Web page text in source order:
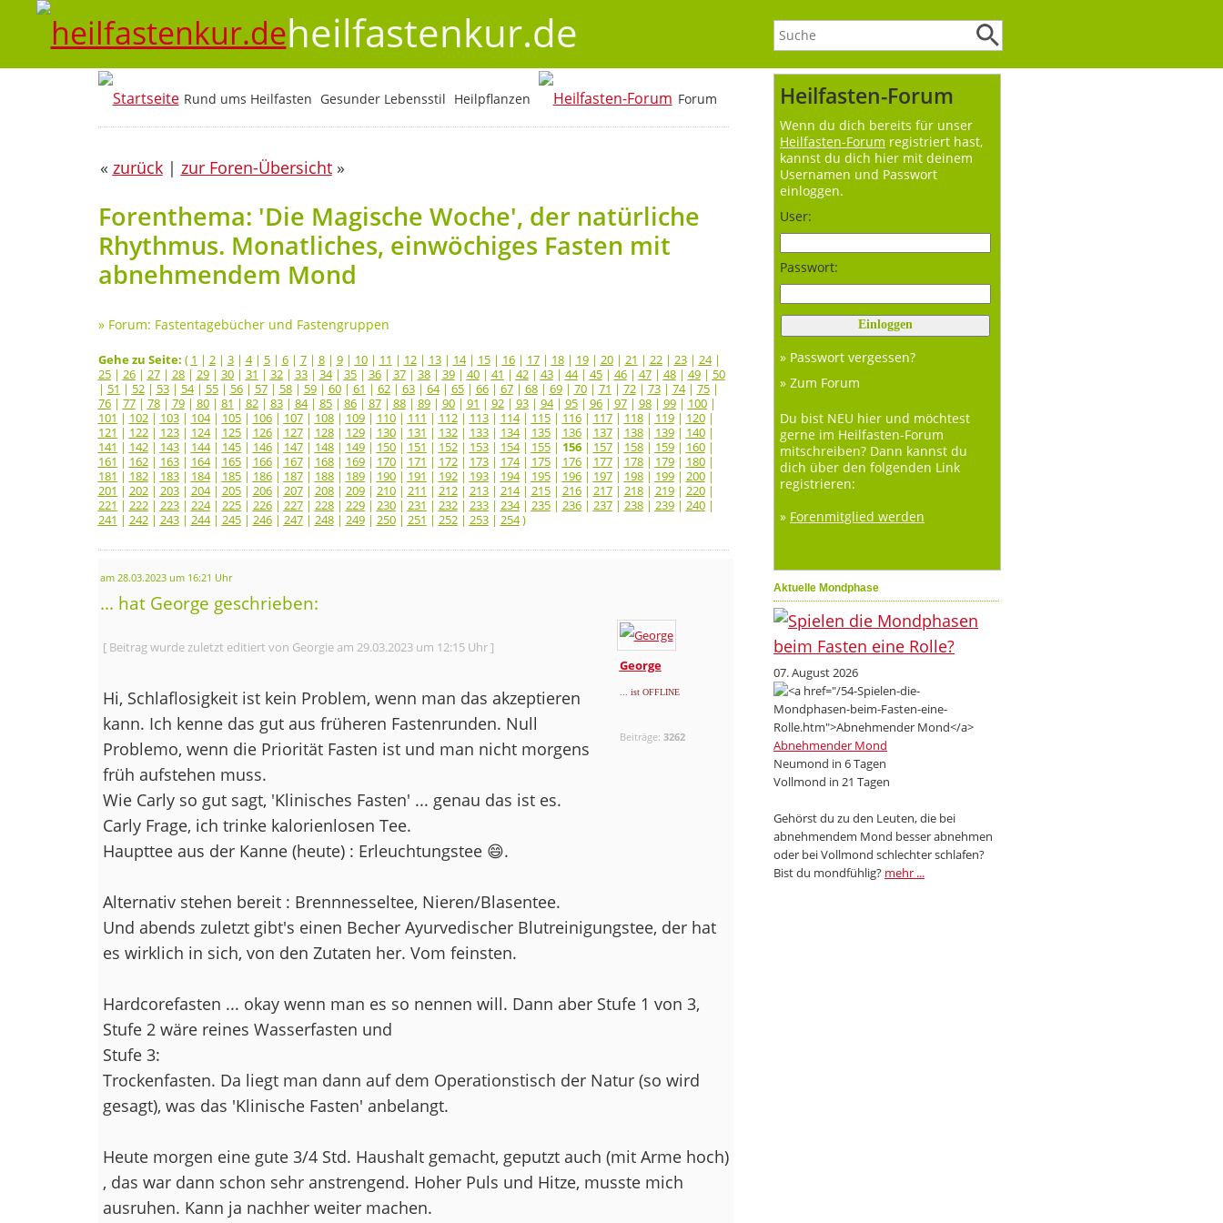
heilfastenkur.de
Heilfasten-Forum
Wenn du dich bereits für unser
Heilfasten-Forum registriert hast,
kannst du dich hier mit deinem
Usernamen und Passwort
einloggen.
User:
Passwort:
» Passwort vergessen?
» Zum Forum
Du bist NEU hier und möchtest
gerne im Heilfasten-Forum
mitschreiben? Dann kannst du
dich über den folgenden Link
registrieren:
» Forenmitglied werden
Aktuelle Mondphase
07. August 2026
Abnehmender Mond
Neumond in 6 Tagen
Vollmond in 21 Tagen
Gehörst du zu den Leuten, die bei
abnehmendem Mond besser abnehmen
oder bei Vollmond schlechter schlafen?
Bist du mondfühlig? mehr ...
Rund ums Heilfasten Gesunder Lebensstil Heilpflanzen Forum
« zurück| zur Foren-Übersicht»
Forenthema: 'Die Magische Woche', der natürliche
Rhythmus. Monatliches, einwöchiges Fasten mit
abnehmendem Mond
» Forum: Fastentagebücher und Fastengruppen
Gehe zu Seite: ( 1 | 2| 3| 4| 5| 6| 7| 8| 9| 10| 11 | 12| 13| 14| 15| 16| 17| 18| 19| 20| 21 | 22| 23| 24|
25| 26| 27| 28| 29| 30| 31 | 32| 33| 34| 35| 36| 37| 38| 39| 40| 41 | 42| 43| 44| 45| 46| 47| 48| 49| 50
| 51 | 52| 53| 54| 55| 56| 57| 58| 59| 60| 61 | 62| 63| 64| 65| 66| 67| 68| 69| 70| 71 | 72| 73| 74| 75|
76| 77| 78| 79| 80| 81 | 82| 83| 84| 85| 86| 87| 88| 89| 90| 91 | 92| 93| 94| 95| 96| 97| 98| 99| 100|
101 | 102| 103| 104| 105| 106| 107| 108| 109| 110| 111 | 112| 113| 114| 115| 116| 117| 118| 119| 120|
121 | 122| 123| 124| 125| 126| 127| 128| 129| 130| 131 | 132| 133| 134| 135| 136| 137| 138| 139| 140|
141 | 142| 143| 144| 145| 146| 147| 148| 149| 150| 151 | 152| 153| 154| 155| 156| 157| 158| 159| 160|
161 | 162| 163| 164| 165| 166| 167| 168| 169| 170| 171 | 172| 173| 174| 175| 176| 177| 178| 179| 180|
181 | 182| 183| 184| 185| 186| 187| 188| 189| 190| 191 | 192| 193| 194| 195| 196| 197| 198| 199| 200|
201 | 202| 203| 204| 205| 206| 207| 208| 209| 210| 211 | 212| 213| 214| 215| 216| 217| 218| 219| 220|
221 | 222| 223| 224| 225| 226| 227| 228| 229| 230| 231 | 232| 233| 234| 235| 236| 237| 238| 239| 240|
241 | 242| 243| 244| 245| 246| 247| 248| 249| 250| 251 | 252| 253| 254)
am 28.03.2023 um 16:21 Uhr
... hat George geschrieben:
George
... ist OFFLINE
Beiträge: 3262
[ Beitrag wurde zuletzt editiert von Georgie am 29.03.2023 um 12:15 Uhr ]
Hi, Schlaflosigkeit ist kein Problem, wenn man das akzeptieren
kann. Ich kenne das gut aus früheren Fastenrunden. Null
Problemo, wenn die Priorität Fasten ist und man nicht morgens
früh aufstehen muss.
Wie Carly so gut sagt, 'Klinisches Fasten' ... genau das ist es.
Carly Frage, ich trinke kalorienlosen Tee.
Haupttee aus der Kanne (heute) : Erleuchtungstee 😄.
Alternativ stehen bereit : Brennnesseltee, Nieren/Blasentee.
Und abends zuletzt gibt's einen Becher Ayurvedischer Blutreinigungstee, der hat
es wirklich in sich, von den Zutaten her. Vom feinsten.
Hardcorefasten ... okay wenn man es so nennen will. Dann aber Stufe 1 von 3,
Stufe 2 wäre reines Wasserfasten und
Stufe 3:
Trockenfasten. Da liegt man dann auf dem Operationstisch der Natur (so wird
gesagt), was das 'Klinische Fasten' anbelangt.
Heute morgen eine gute 3/4 Std. Haushalt gemacht, geputzt auch (mit Arme hoch)
, das war dann schon sehr anstrengend. Hoher Puls und Hitze, musste mich
ausruhen. Kann ja nachher weiter machen.